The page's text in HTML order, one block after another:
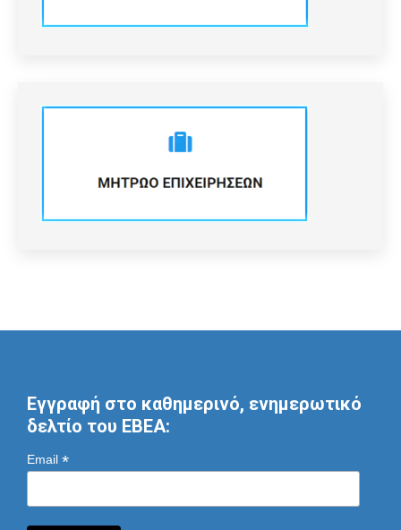
Εγγραφή στο καθημερινό, ενημερωτικό
δελτίο του ΕΒΕΑ:
Email *